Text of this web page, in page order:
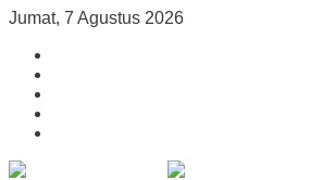
Jumat, 7 Agustus 2026